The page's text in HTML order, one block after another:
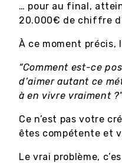
… pour au final,
20.000€ de chiffre
À ce moment
“Comment est-ce
d’aimer autant ce
à en vivre vraiment
Ce n’est pas votre
êtes compétente et
Le vrai problème,